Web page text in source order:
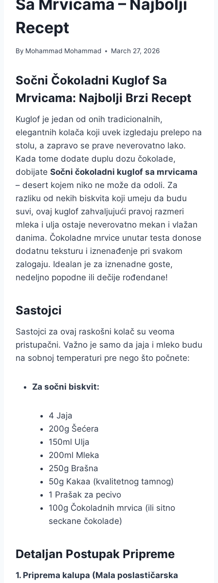
Sa Mrvicama – Najbolji
Recept
By Mohammad Mohammad March 27, 2026
Sočni Čokoladni Kuglof Sa
Mrvicama: Najbolji Brzi Recept
Kuglof je jedan od onih tradicionalnih,
elegantnih kolača koji uvek izgledaju prelepo na
stolu, a zapravo se prave neverovatno lako.
Kada tome dodate duplu dozu čokolade,
dobijate Sočni čokoladni kuglof sa mrvicama
– desert kojem niko ne može da odoli. Za
razliku od nekih biskvita koji umeju da budu
suvi, ovaj kuglof zahvaljujući pravoj razmeri
mleka i ulja ostaje neverovatno mekan i vlažan
danima. Čokoladne mrvice unutar testa donose
dodatnu teksturu i iznenađenje pri svakom
zalogaju. Idealan je za iznenadne goste,
nedeljno popodne ili dečije rođendane!
Sastojci
Sastojci za ovaj raskošni kolač su veoma
pristupačni. Važno je samo da jaja i mleko budu
na sobnoj temperaturi pre nego što počnete:
Za sočni biskvit:
4 Jaja
200g Šećera
150ml Ulja
200ml Mleka
250g Brašna
50g Kakaa (kvalitetnog tamnog)
1 Prašak za pecivo
100g Čokoladnih mrvica (ili sitno
seckane čokolade)
Detaljan Postupak Pripreme
1. Priprema kalupa (Mala poslastičarska